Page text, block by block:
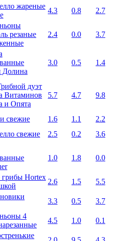
жареные
4.3 0.8
2.7
резаные
2.4 0.0 3.7
Долина
3.0 0.5 1.4
дуэт
Витаминов
и Опята
5.7 4.7 9.8
свежие 1.6 1.1
2.2
свежие
2.5 0.2
3.6
1.0 1.8 0.0
Hortex
2.6 1.5
5.5
3.3 0.5
3.7
4
4.5 1.0
0.1